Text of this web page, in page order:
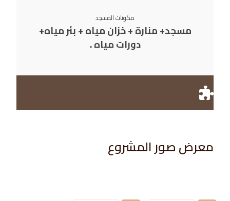
مكونات المسجد
مسجد+ منارة + خزان مياه + بئر مياه+
دورات مياه .
معرض صور المشروع​